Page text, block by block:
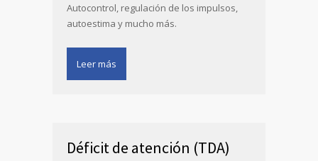
Autocontrol, regulación de los impulsos,
autoestima y mucho más.
Leer más
Déficit de atención (TDA)